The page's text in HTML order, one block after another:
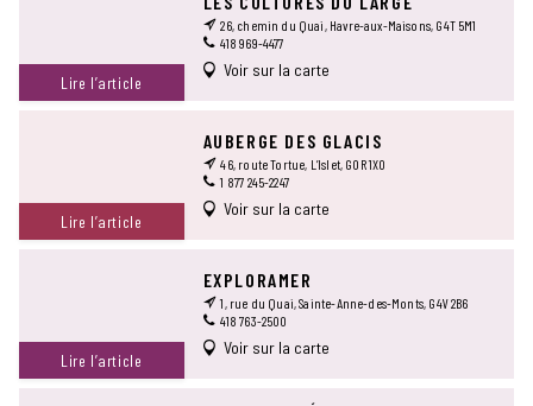
Lire l’article
26, chemin du Quai, Havre-aux-Maisons, G4T 5M1
418 969-4477
Voir sur la carte
Lire l’article
AUBERGE DES GLACIS
46, route Tortue, L’Islet, G0R 1X0
1 877 245-2247
Voir sur la carte
Lire l’article
EXPLORAMER
1, rue du Quai, Sainte-Anne-des-Monts, G4V 2B6
418 763-2500
Voir sur la carte